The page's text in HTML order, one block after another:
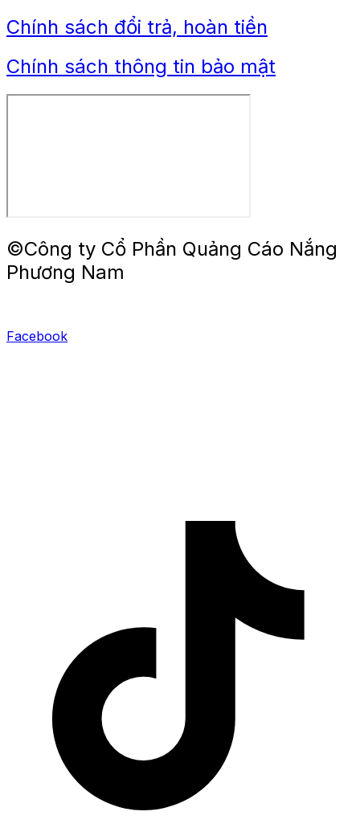
Chính sách đổi trả, hoàn tiền
Chính sách thông tin bảo mật
©Công ty Cổ Phần Quảng Cáo Nắng
Phương Nam
Facebook